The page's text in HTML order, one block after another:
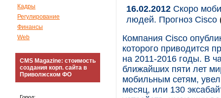
Кадры
Регулирование
Финансы
Web
CMS Magazine: стоимость
создания корп. сайта в
Приволжском ФО
16.02.2012 Скоро
людей. Прогноз Cisco
Компания Cisco
которого приводится
на 2011-2016 годы. В
ближайших пяти лет
мобильным сетям,
месяц, или 130